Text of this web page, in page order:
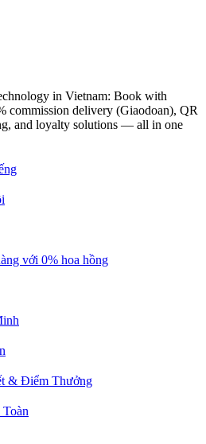
in Vietnam: Book with
commission delivery (Giaodoan), QR
and loyalty solutions — all in one
với 0% hoa hồng
& Điểm Thưởng